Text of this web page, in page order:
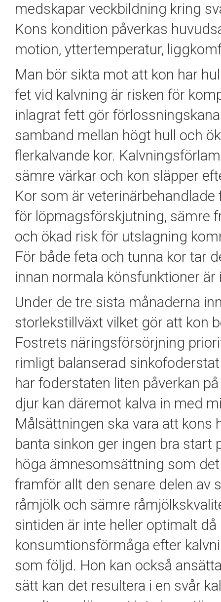
medskapar veckbildning kring
Kons kondition påverkas
motion, yttertemperatur,
Man bör sikta mot att kon har
fet vid kalvning är risken för
inlagrat fett gör
samband mellan högt hull och
flerkalvande kor.
sämre värkar och kon släpper
Kor som är
för löpmagsförskjutning, sämre
och ökad risk för utslagning
För både feta och tunna kor tar
innan normala könsfunktioner är
Under de tre sista månaderna
storlekstillväxt vilket gör att kon
Fostrets näringsförsörjning
rimligt balanserad
har foderstaten liten påverkan
djur kan däremot kalva in med
Målsättningen ska vara att kons
banta sinkon ger ingen bra start
höga ämnesomsättning som
framför allt den senare delen av
råmjölk och sämre
sintiden är inte heller optimalt
konsumtionsförmåga efter
som följd. Hon kan också
sätt kan det resultera i en svår